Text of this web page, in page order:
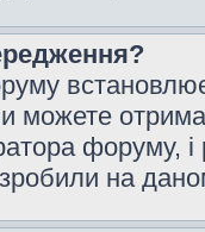
можете
форуму,
на